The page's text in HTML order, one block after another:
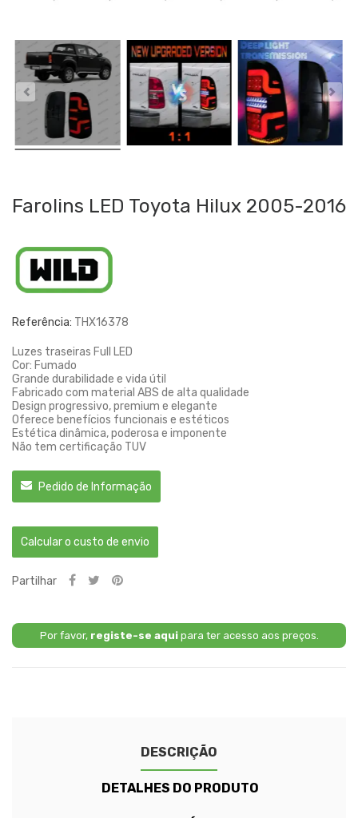
Farolins LED Toyota Hilux 2005-2016
Referência: THX16378
Luzes traseiras Full LED
Cor: Fumado
Grande durabilidade e vida útil
Fabricado com material ABS de alta qualidade
Design progressivo, premium e elegante
Oferece benefícios funcionais e estéticos
Estética dinâmica, poderosa e imponente
Não tem certificação TUV
Pedido de Informação
Calcular o custo de envio
Partilhar
Por favor, registe-se aquipara ter acesso aos preços.
DESCRIÇÃO
DETALHES DO PRODUTO